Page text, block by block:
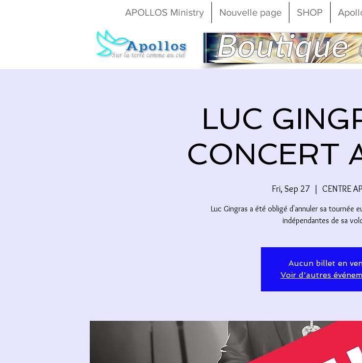
APOLLOS Ministry Nouvelle page SHOP
LUC
CONCERT
Fri, Sep 27
  |
CENTRE
Luc Gingras a été obligé d'annuler sa tournée
indépendantes de sa
Aucun billet en
Voir d'autres